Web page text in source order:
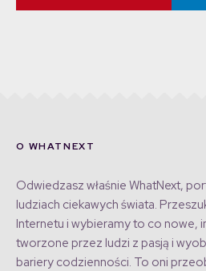
O WHATNEXT
Odwiedzasz właśnie WhatNext,
ludziach ciekawych świata.
Internetu i wybieramy to co nowe,
tworzone przez ludzi z pasją i
bariery codzienności. To oni